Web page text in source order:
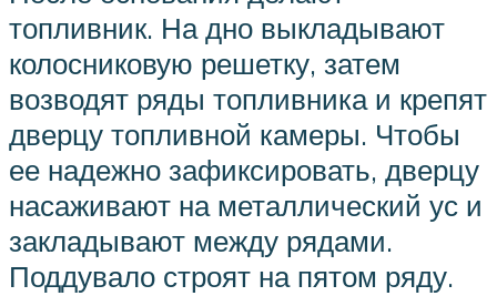
топливник. На дно выкладывают
колосниковую решетку, затем
возводят ряды топливника и крепят
дверцу топливной камеры. Чтобы
ее надежно зафиксировать, дверцу
насаживают на металлический ус и
закладывают между рядами.
Поддувало строят на пятом ряду.